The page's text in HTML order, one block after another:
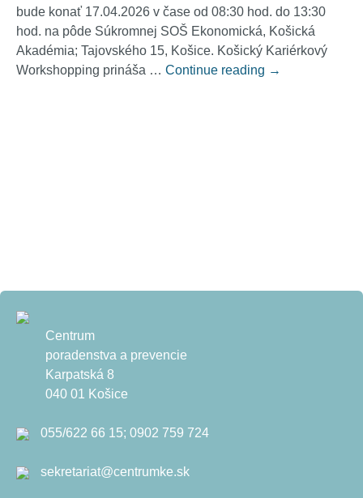
bude konať 17.04.2026 v čase od 08:30 hod. do 13:30
hod. na pôde Súkromnej SOŠ Ekonomická, Košická
Akadémia; Tajovského 15, Košice. Košický Kariérkový
Workshopping prináša … Continue reading Košický
→
Centrum
poradenstva a prevencie
Karpatská 8
040 01 Košice
055/622 66 15; 0902 759 724
sekretariat@centrumke.sk